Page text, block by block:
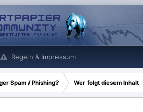
Regeln & Impressum
Spam / Phishing? Wer folgt diesem Inhalt